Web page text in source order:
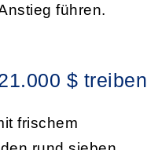
führen.
$ treiben
frischem